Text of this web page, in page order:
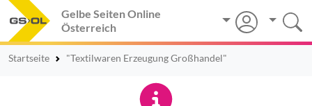
Gelbe Seiten Online
Österreich
Startseite "Textilwaren Erzeugung Großhandel"